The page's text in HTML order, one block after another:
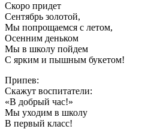
Скоро придет
Сентябрь золотой,
Мы попрощаемся с летом,
Осенним деньком
Мы в школу пойдем
С ярким и пышным букетом!
Припев:
Скажут воспитатели:
«В добрый час!»
Мы уходим в школу
В первый класс!